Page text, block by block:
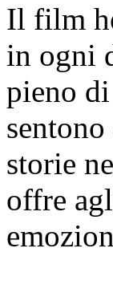
Il film
in ogni
pieno
storie
offre